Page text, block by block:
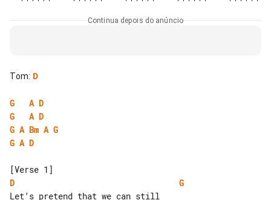
Continua depois do anúncio
Tom: D
G A D
G
A D
G A Bm A G
G A D
D
G